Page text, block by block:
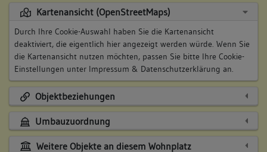
Kartenansicht (OpenStreetMaps)
Durch Ihre Cookie-Auswahl haben Sie die Kartenansicht
deaktiviert, die eigentlich hier angezeigt werden würde. Wenn Sie
die Kartenansicht nutzen möchten, passen Sie bitte Ihre Cookie-
Einstellungen unter Impressum & Datenschutzerklärung an.
Objektbeziehungen
Umbauzuordnung
Weitere Objekte an diesem Wohnplatz